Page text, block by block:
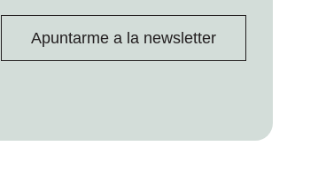
Apuntarme a la newsletter